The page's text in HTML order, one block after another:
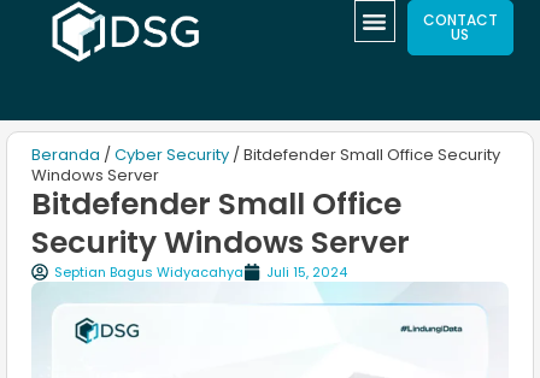
CONTACT
US
Beranda / Cyber Security / Bitdefender Small Office Security
Windows Server
Bitdefender Small Office
Security Windows Server
Septian Bagus Widyacahya Juli 15, 2024